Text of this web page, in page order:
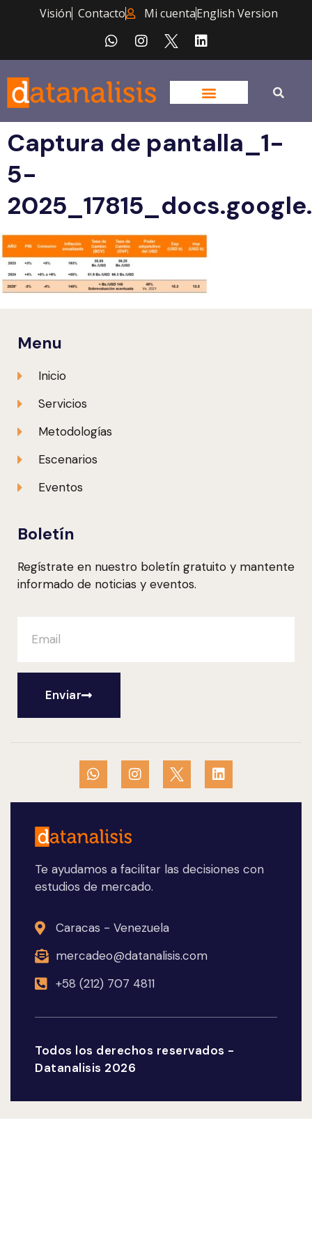
Visión Contacto Mi cuentaEnglish Version
Captura de pantalla_1-
5-
Te ayudamos a facilitar las decisiones con
estudios de mercado.
Caracas - Venezuela
mercadeo@datanalisis.com
+58 (212) 707 4811
Todos los derechos reservados -
Datanalisis 2026
Menu
Inicio
Servicios
Metodologías
Escenarios
Eventos
Boletín
Regístrate en nuestro boletín gratuito y mantente
informado de noticias y eventos.
Enviar